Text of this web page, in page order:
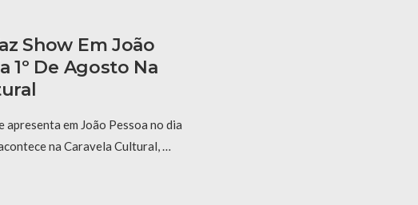
Show Em João
1º De Agosto Na
apresenta em João Pessoa no dia
na Caravela Cultural, …